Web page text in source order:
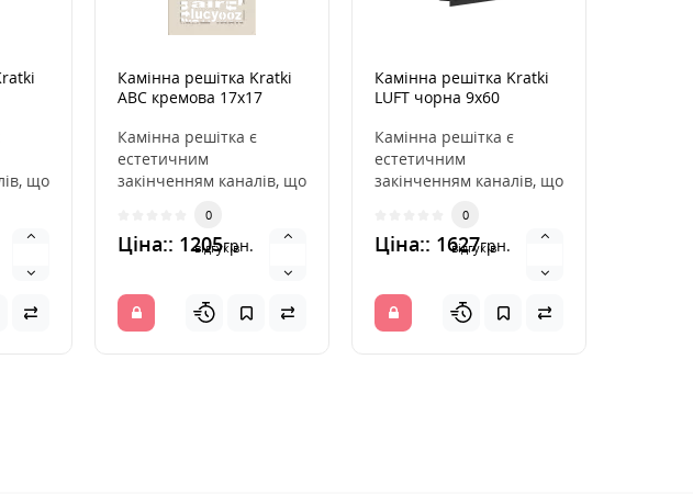
що
Камінна решітка Kratki
ABC кремова 17x17
Камінна решітка є
естетичним
закінченням каналів, що
повітря з каміна. Вона
вмо..
0
відгуків
Ціна:: 1205грн.
Камінна решітка Kratki
LUFT чорна 9x60
Камінна решітка є
естетичним
закінченням каналів, що
повітря з каміна. Вона
ін..
0
відгуків
Ціна:: 1627грн.